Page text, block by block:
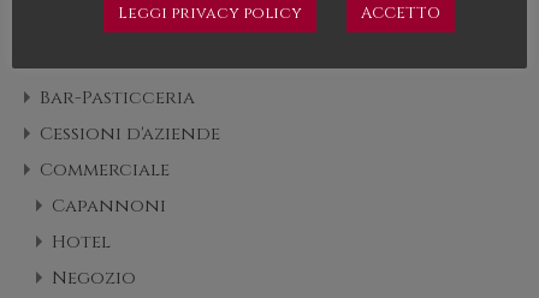
Tipo di immobile
Bar-Pasticceria
Cessioni d'aziende
Commerciale
Capannoni
Hotel
Negozio
Leggi privacy policy ACCETTO